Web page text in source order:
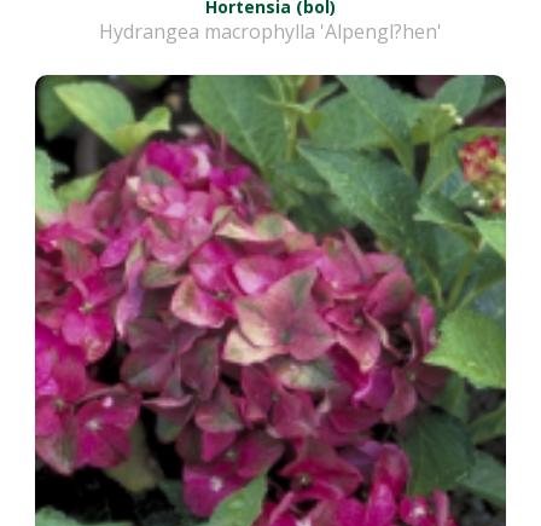
Hortensia (bol)
Hydrangea macrophylla 'Alpengl?hen'